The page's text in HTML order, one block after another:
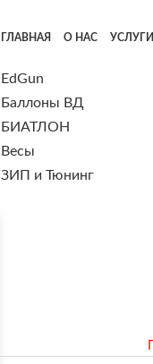
ГЛАВНАЯ О НАС УСЛУГИ
EdGun
Баллоны ВД
БИАТЛОН
Весы
ЗИП и Тюнинг